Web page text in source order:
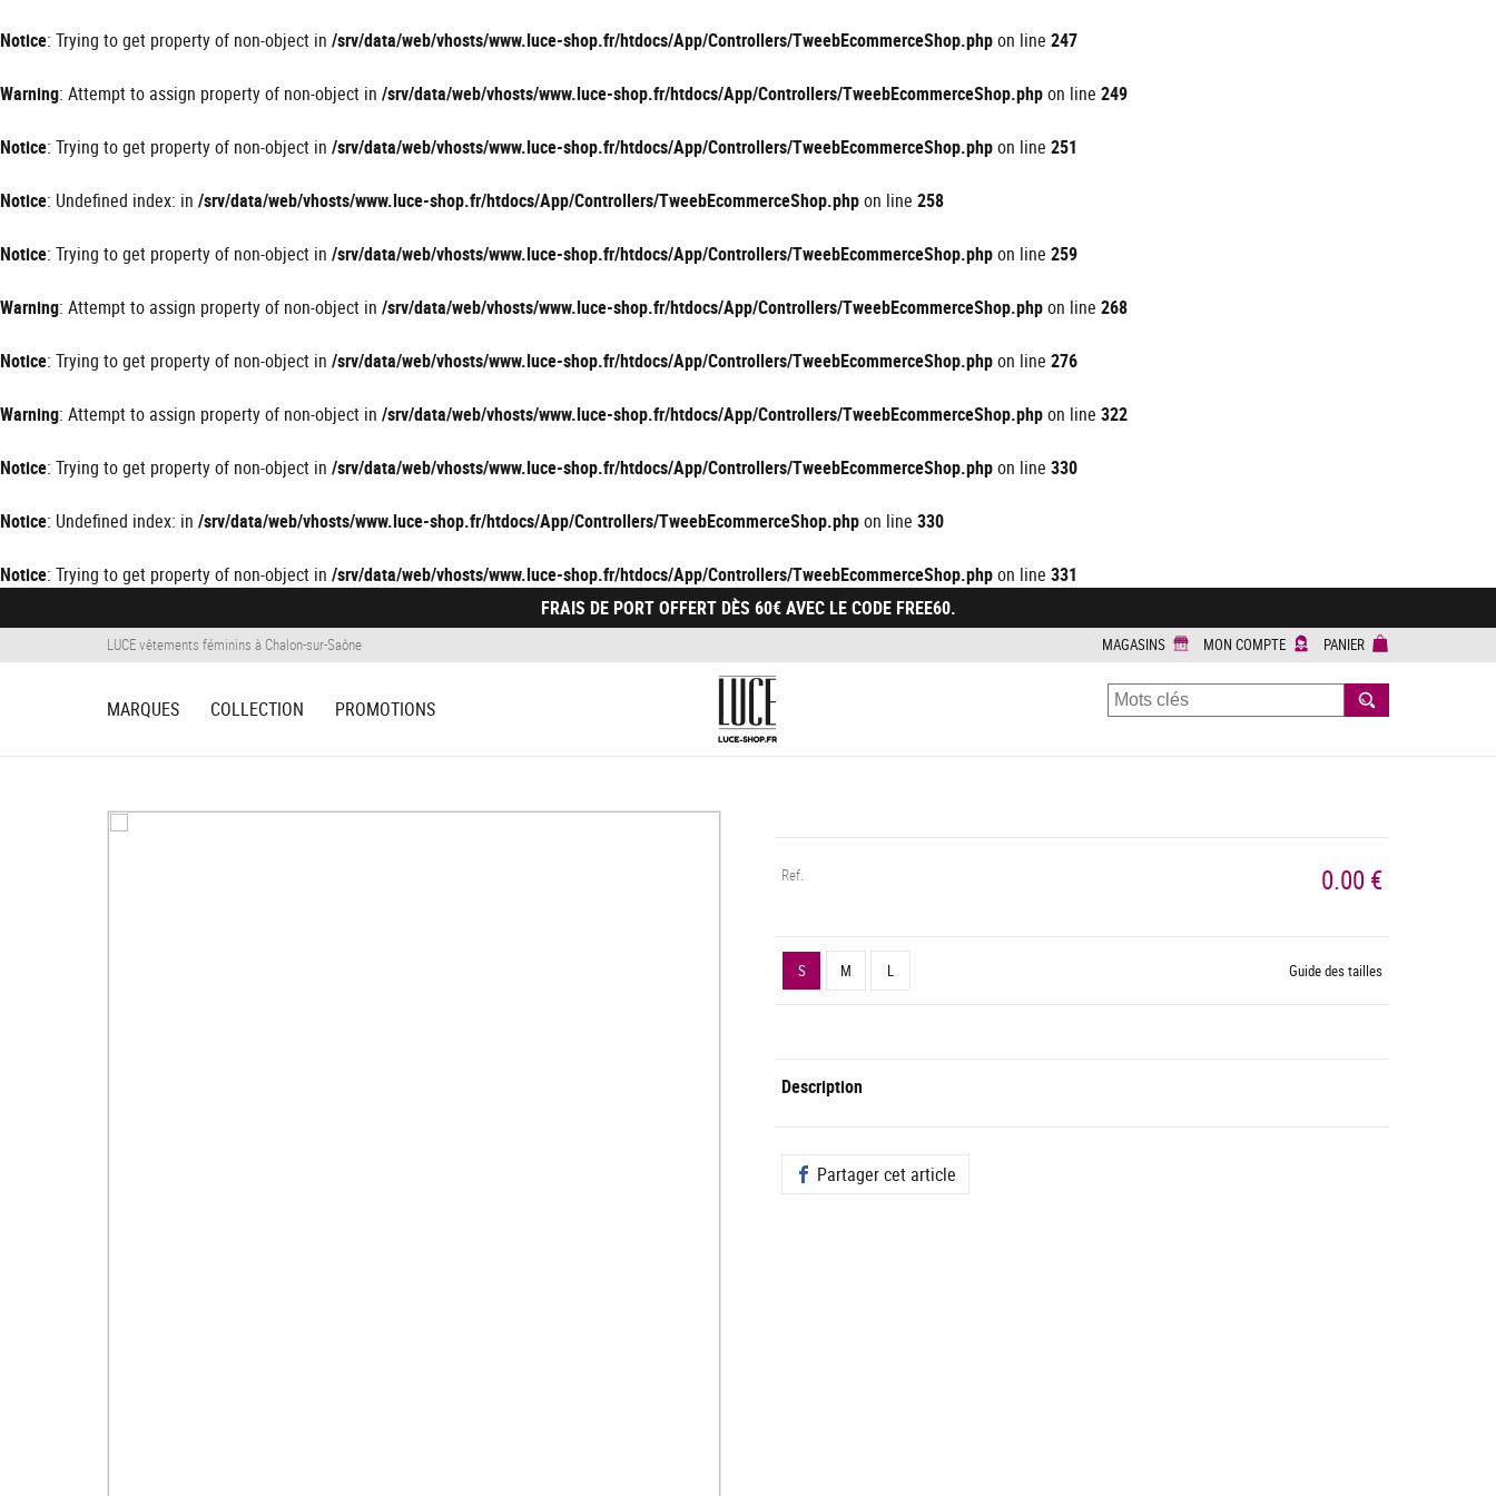
Notice: Trying to get property of non-object in /srv/data/web/vhosts/www.luce-shop.fr/htdocs/App/Controllers/TweebEcommerceShop.phpon line 247
Warning: Attempt to assign property of non-object in /srv/data/web/vhosts/www.luce-shop.fr/htdocs/App/Controllers/TweebEcommerceShop.phpon line 249
Notice: Trying to get property of non-object in /srv/data/web/vhosts/www.luce-shop.fr/htdocs/App/Controllers/TweebEcommerceShop.phpon line 251
Notice: Undefined index: in /srv/data/web/vhosts/www.luce-shop.fr/htdocs/App/Controllers/TweebEcommerceShop.phpon line 258
Notice: Trying to get property of non-object in /srv/data/web/vhosts/www.luce-shop.fr/htdocs/App/Controllers/TweebEcommerceShop.phpon line 259
Warning: Attempt to assign property of non-object in /srv/data/web/vhosts/www.luce-shop.fr/htdocs/App/Controllers/TweebEcommerceShop.phpon line 268
Notice: Trying to get property of non-object in /srv/data/web/vhosts/www.luce-shop.fr/htdocs/App/Controllers/TweebEcommerceShop.phpon line 276
Warning: Attempt to assign property of non-object in /srv/data/web/vhosts/www.luce-shop.fr/htdocs/App/Controllers/TweebEcommerceShop.phpon line 322
Notice: Trying to get property of non-object in /srv/data/web/vhosts/www.luce-shop.fr/htdocs/App/Controllers/TweebEcommerceShop.phpon line 330
Notice: Undefined index: in /srv/data/web/vhosts/www.luce-shop.fr/htdocs/App/Controllers/TweebEcommerceShop.phpon line 330
Notice: Trying to get property of non-object in /srv/data/web/vhosts/www.luce-shop.fr/htdocs/App/Controllers/TweebEcommerceShop.phpon line 331
FRAIS DE PORT OFFERT DÈS 60€ AVEC LE CODE FREE60.
LUCE vêtements féminins à Chalon-sur-Saône MAGASINS MON COMPTE PANIER
MARQUES COLLECTION PROMOTIONS RECHERCHER
Ref. 0.00 €
S M L Guide des tailles
Description
Partager cet article